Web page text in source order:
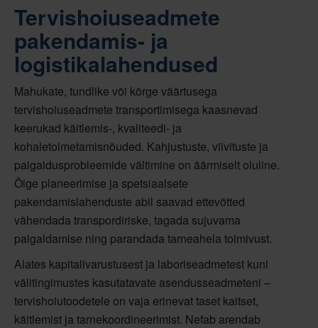
Tervishoiuseadmete
pakendamis- ja
logistikalahendused
Mahukate, tundlike või kõrge väärtusega
tervishoiuseadmete transportimisega kaasnevad
keerukad käitlemis-, kvaliteedi- ja
kohaletoimetamisnõuded. Kahjustuste, viivituste ja
paigaldusprobleemide vältimine on äärmiselt oluline.
Õige planeerimise ja spetsiaalsete
pakendamislahenduste abil saavad ettevõtted
vähendada transpordiriske, tagada sujuvama
paigaldamise ning parandada tarneahela toimivust.
Alates kapitalivarustusest ja laboriseadmetest kuni
välitingimustes kasutatavate asendusseadmeteni –
tervishoiutoodetele on vaja erinevat taset kaitset,
käitlemist ja tarnekoordineerimist. Nefab arendab